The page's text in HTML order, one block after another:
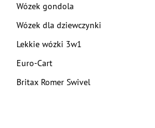
Wózek gondola
Wózek dla dziewczynki
Lekkie wózki 3w1
Euro-Cart
Britax Romer Swivel